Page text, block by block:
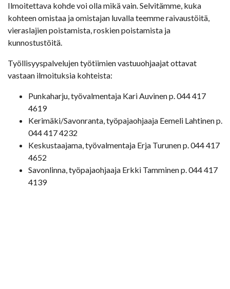
Ilmoitettava kohde voi olla mikä vain. Selvitämme, kuka
kohteen omistaa ja omistajan luvalla teemme raivaustöitä,
vieraslajien poistamista, roskien poistamista ja
kunnostustöitä.
Työllisyyspalvelujen työtiimien vastuuohjaajat ottavat
vastaan ilmoituksia kohteista:
Punkaharju, työvalmentaja Kari Auvinen p. 044 417
4619
Kerimäki/Savonranta, työpajaohjaaja Eemeli Lahtinen p.
044 417 4232
Keskustaajama, työvalmentaja Erja Turunen p. 044 417
4652
Savonlinna, työpajaohjaaja Erkki Tamminen p. 044 417
4139